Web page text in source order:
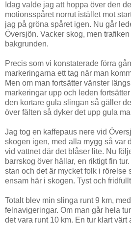
Idag valde jag att hoppa över den
motionsspåret norrut istället mot
jag på gröna spåret igen. Nu går
Översjön. Vacker skog, men
bakgrunden.
Precis som vi konstaterade förra
markeringarna ett tag när man
Men om man fortsätter vänster
markeringar upp och leden
den kortare gula slingan så gäller
över fälten så dyker det upp gula
Jag tog en kaffepaus nere vid
skogen igen, med alla mygg så var
vid vattnet där det blåser lite. Nu
barrskog över hällar, en riktigt fin
stan och det är mycket folk i rörelse
ensam här i skogen. Tyst och
Totalt blev min slinga runt 9 km,
felnavigeringar. Om man går hela
det vara runt 10 km. En tur klart värt